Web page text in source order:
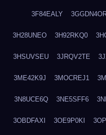
3F84EALY
3H28UNEO 3H92RKQ0
3HSUVSEU 3JRQV2TE
3ME42K9J 3MOCREJ1
3N8UCE6Q 3NE5SFF6
3OBDFAXI 3OE9P0KI